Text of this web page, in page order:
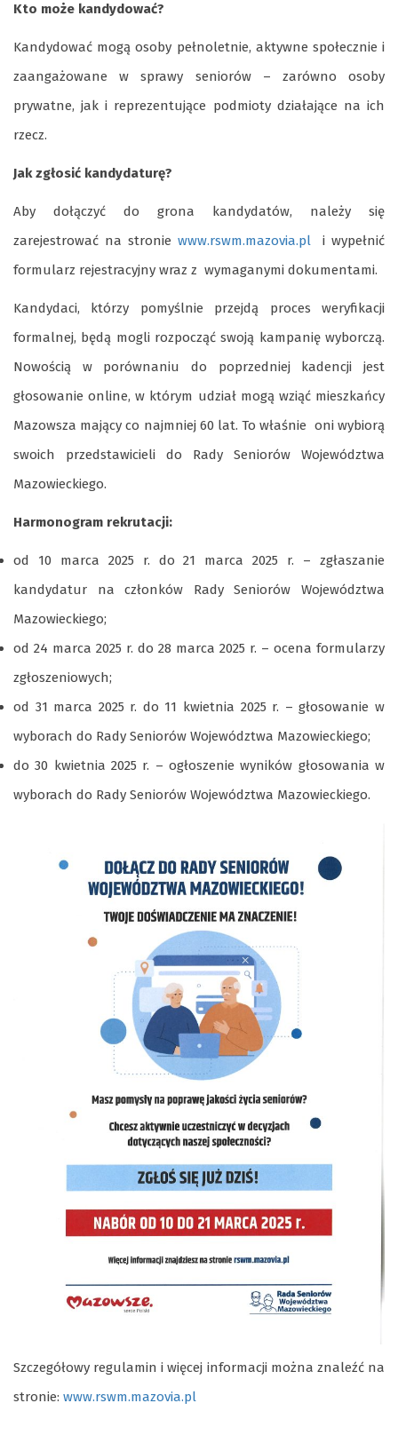
Kto może kandydować?
Kandydować mogą osoby pełnoletnie, aktywne społecznie i
zaangażowane w sprawy seniorów – zarówno osoby
prywatne, jak i reprezentujące podmioty działające na ich
rzecz.
Jak zgłosić kandydaturę?
Aby dołączyć do grona kandydatów, należy się
zarejestrować na stronie www.rswm.mazovia.pli wypełnić
formularz rejestracyjny wraz z wymaganymi dokumentami.
Kandydaci, którzy pomyślnie przejdą proces weryfikacji
formalnej, będą mogli rozpocząć swoją kampanię wyborczą.
Nowością w porównaniu do poprzedniej kadencji jest
głosowanie online, w którym udział mogą wziąć mieszkańcy
Mazowsza mający co najmniej 60 lat. To właśnie oni wybiorą
swoich przedstawicieli do Rady Seniorów Województwa
Mazowieckiego.
Harmonogram rekrutacji:
od 10 marca 2025 r. do 21 marca 2025 r. – zgłaszanie
kandydatur na członków Rady Seniorów Województwa
Mazowieckiego;
od 24 marca 2025 r. do 28 marca 2025 r. – ocena formularzy
zgłoszeniowych;
od 31 marca 2025 r. do 11 kwietnia 2025 r. – głosowanie w
wyborach do Rady Seniorów Województwa Mazowieckiego;
do 30 kwietnia 2025 r. – ogłoszenie wyników głosowania w
wyborach do Rady Seniorów Województwa Mazowieckiego.
Szczegółowy regulamin i więcej informacji można znaleźć na
stronie: www.rswm.mazovia.pl